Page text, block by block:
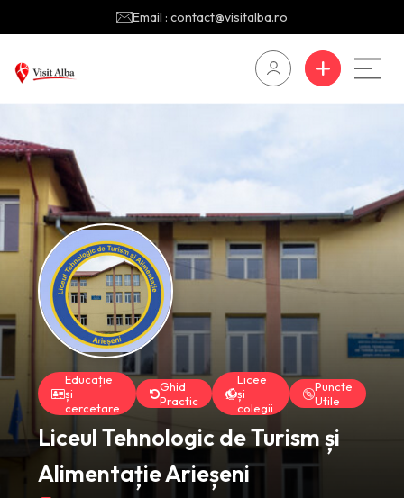
Email : contact@visitalba.ro
Educație
și
cercetare
Ghid
Practic
Licee
și
colegii
Puncte
Utile
Liceul Tehnologic de Turism și
Alimentație Arieșeni